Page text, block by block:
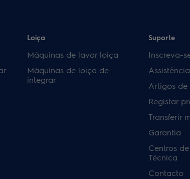
Loiça
Máquinas de lavar loiça
Máquinas de loiça de
integrar
Suporte
Inscreva-
Artigos de
Registar
Transferir
Garantia
Centros
Técnica
Contacto